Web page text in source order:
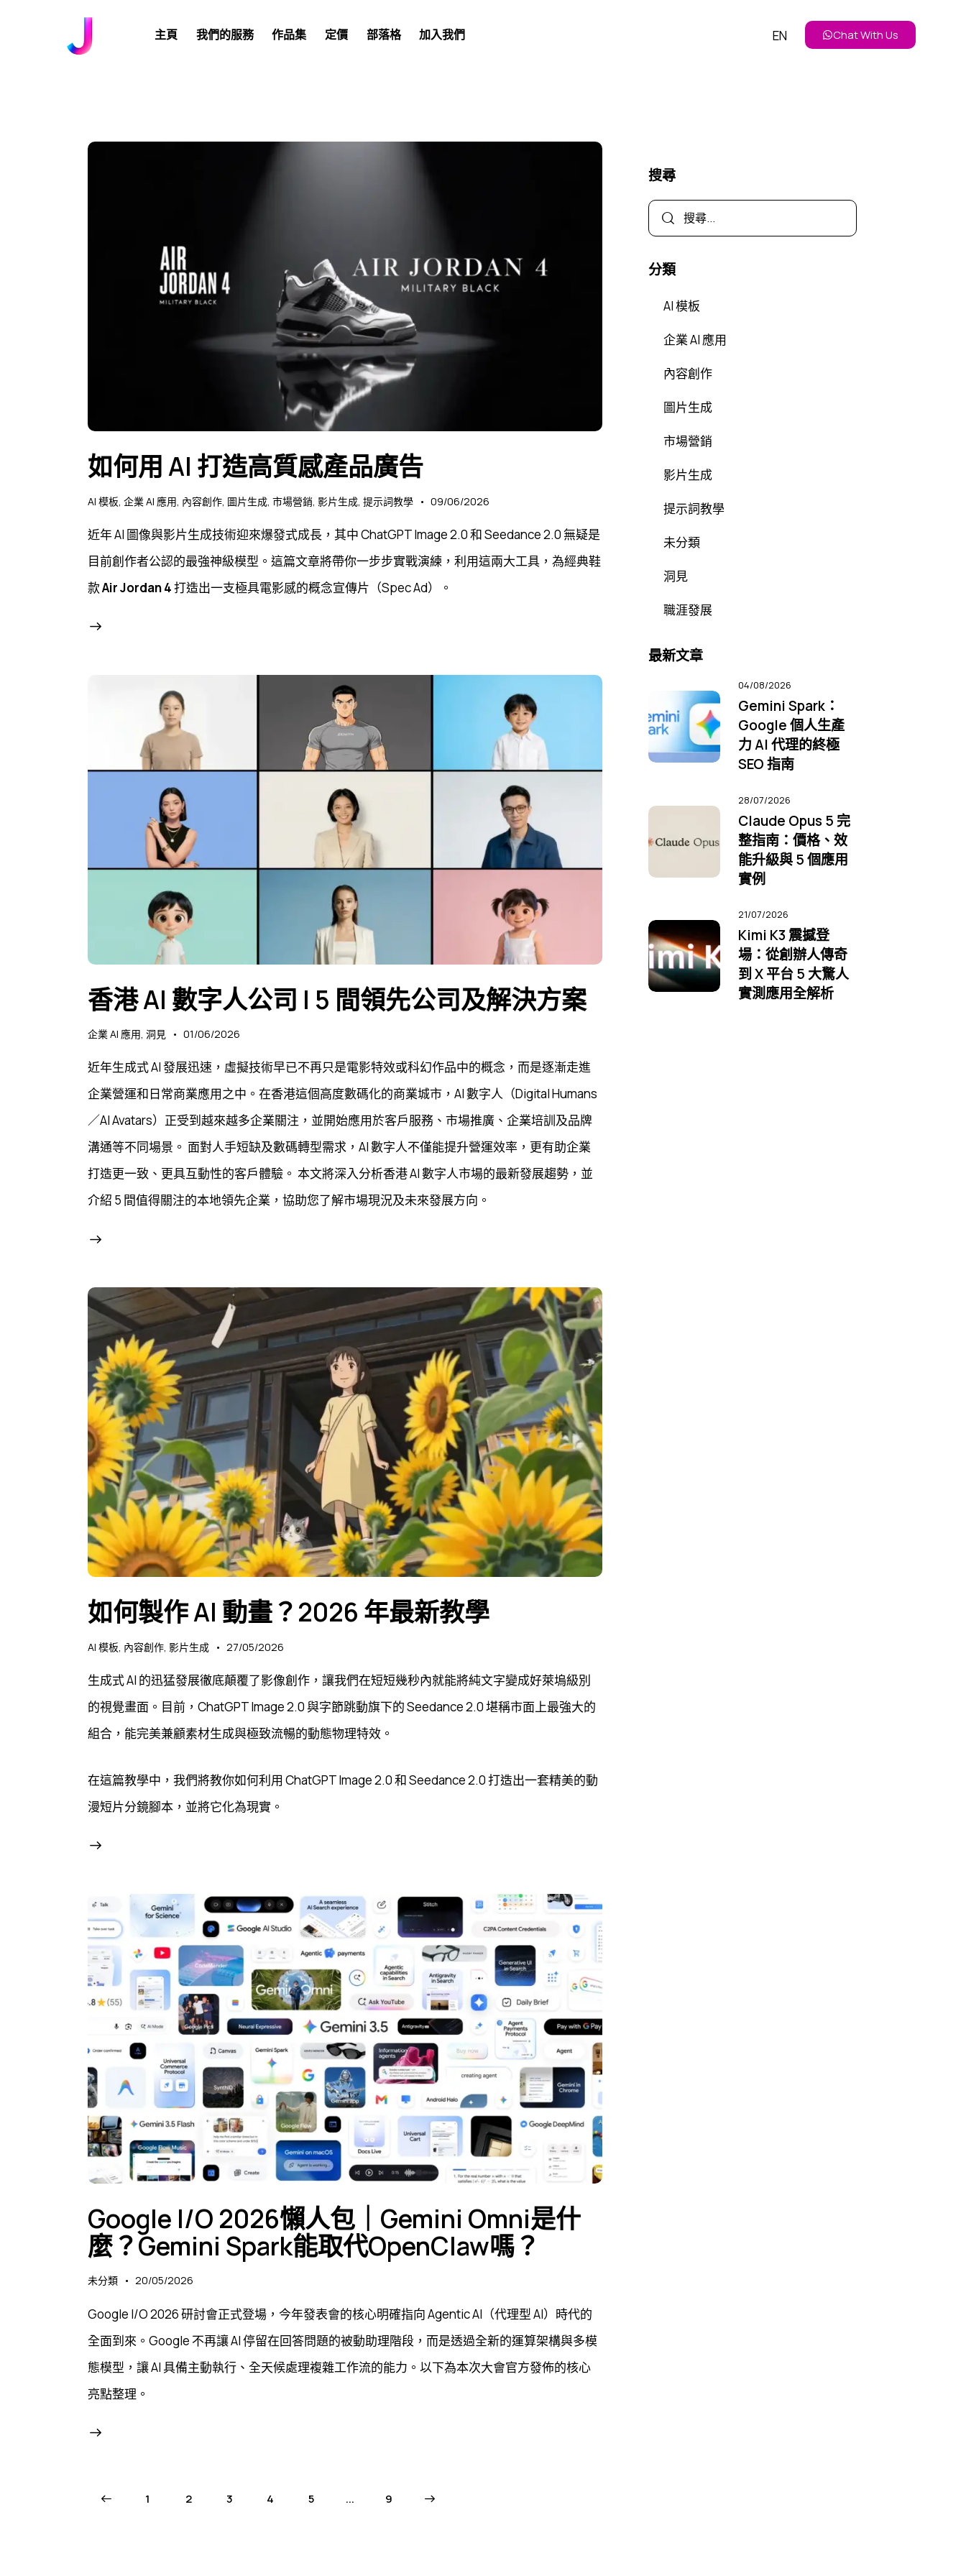
主頁 我們的服務 作品集 定價 部落格 加入我們 EN Chat With Us
如何用 AI 打造高質感產品廣告
AI 模板 企業 AI 應用 內容創作 圖片生成 市場營銷 影片生成 提示詞教學 09/06/2026
近年 AI 圖像與影片生成技術迎來爆發式成長，其中 ChatGPT Image 2.0 和 Seedance 2.0 無疑是
目前創作者公認的最強神級模型。這篇文章將帶你一步步實戰演練，利用這兩大工具，為經典鞋
款Air Jordan 4打造出一支極具電影感的概念宣傳片（Spec Ad）。
香港 AI 數字人公司 | 5 間領先公司及解決方案
企業 AI 應用, 洞見 01/06/2026
近年生成式 AI 發展迅速，虛擬技術早已不再只是電影特效或科幻作品中的概念，而是逐漸走進
企業營運和日常商業應用之中。在香港這個高度數碼化的商業城市，AI 數字人（Digital Humans
／AI Avatars）正受到越來越多企業關注，並開始應用於客戶服務、市場推廣、企業培訓及品牌
溝通等不同場景。 面對人手短缺及數碼轉型需求，AI 數字人不僅能提升營運效率，更有助企業
打造更一致、更具互動性的客戶體驗。 本文將深入分析香港 AI 數字人市場的最新發展趨勢，並
介紹 5 間值得關注的本地領先企業，協助您了解市場現況及未來發展方向。
如何製作 AI 動畫？2026 年最新教學
AI 模板, 內容創作, 影片生成 27/05/2026
生成式 AI 的迅猛發展徹底顛覆了影像創作，讓我們在短短幾秒內就能將純文字變成好萊塢級別
的視覺畫面。目前，ChatGPT Image 2.0 與字節跳動旗下的 Seedance 2.0 堪稱市面上最強大的
組合，能完美兼顧素材生成與極致流暢的動態物理特效。
在這篇教學中，我們將教你如何利用 ChatGPT Image 2.0 和 Seedance 2.0 打造出一套精美的動
漫短片分鏡腳本，並將它化為現實。
Google I/O 2026懶人包｜Gemini Omni是什
麼？Gemini Spark能取代OpenClaw嗎？
未分類 20/05/2026
Google I/O 2026 研討會正式登場，今年發表會的核心明確指向 Agentic AI（代理型 AI）時代的
全面到來。Google 不再讓 AI 停留在回答問題的被動助理階段，而是透過全新的運算架構與多模
態模型，讓 AI 具備主動執行、全天候處理複雜工作流的能力。以下為本次大會官方發佈的核心
亮點整理。
1 2 3 4 5 ... 9
搜尋
分類
AI 模板
企業 AI 應用
內容創作
圖片生成
市場營銷
影片生成
提示詞教學
未分類
洞見
職涯發展
最新文章
04/08/2026
Gemini Spark：
Google 個人生產
力 AI 代理的終極
SEO 指南
28/07/2026
Claude Opus 5 完
整指南：價格、效
能升級與 5 個應用
實例
21/07/2026
Kimi K3 震撼登
場：從創辦人傳奇
到 X 平台 5 大驚人
實測應用全解析